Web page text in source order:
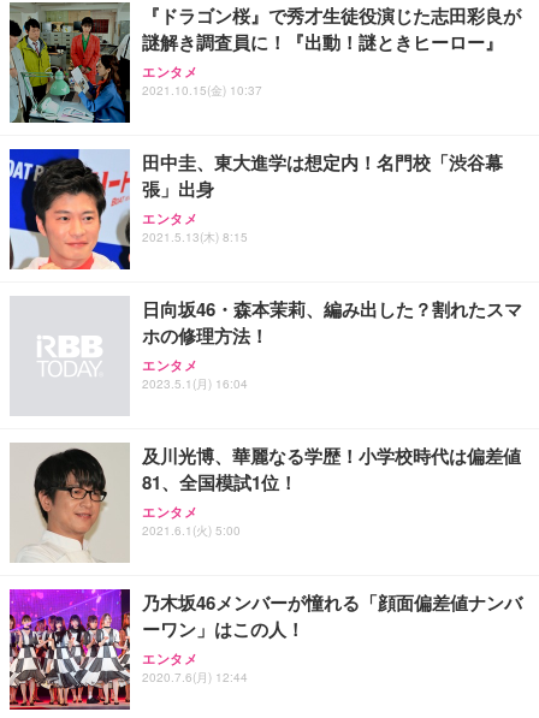
『ドラゴン桜』で秀才生徒役演じた志田彩良が
謎解き調査員に！『出動！謎ときヒーロー』
エンタメ
2021.10.15(金) 10:37
田中圭、東大進学は想定内！名門校「渋谷幕
張」出身
エンタメ
2021.5.13(木) 8:15
日向坂46・森本茉莉、編み出した？割れたスマ
ホの修理方法！
エンタメ
2023.5.1(月) 16:04
及川光博、華麗なる学歴！小学校時代は偏差値
81、全国模試1位！
エンタメ
2021.6.1(火) 5:00
乃木坂46メンバーが憧れる「顔面偏差値ナンバ
ーワン」はこの人！
エンタメ
2020.7.6(月) 12:44